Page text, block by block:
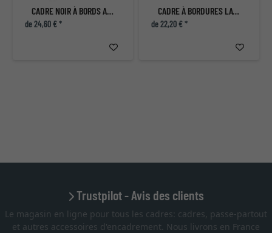
CADRE NOIR À BORDS ARGENTÉS
de 24,60 € *
CADRE À BORDURES LATÉRALES ARGENTÉE AVEC PASSE-PARTOUT
de 22,20 € *
Trustpilot - Avis des clients
Le magasin en ligne pour tous les cadres: cadres, passe-partout
et autres accessoires d'encadrement. Nous livrons en France